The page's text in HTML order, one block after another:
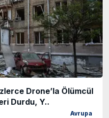
Drone’la Ölümcül
Durdu, Y..
Avrupa